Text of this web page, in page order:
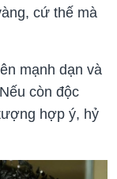
cứ thế mà
mạnh dạn và
còn độc
hợp ý, hỷ